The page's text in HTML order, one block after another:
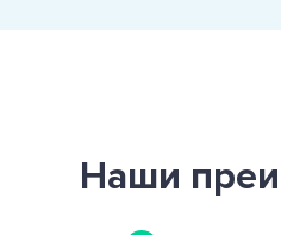
Наши